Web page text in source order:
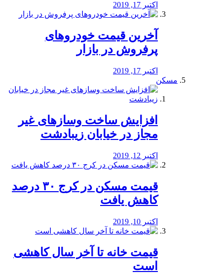
اکتبر 17, 2019
آخرین قیمت خودرو‌های
پرفروش در بازار
اکتبر 17, 2019
مسکن
افزایش ساخت وسازهای غیر
مجاز در خیابان زیبادشت
اکتبر 12, 2019
️قیمت مسکن در کرج ۳۰ درصد
کاهش یافت
اکتبر 10, 2019
قیمت خانه تا آخر سال کاهشی
است